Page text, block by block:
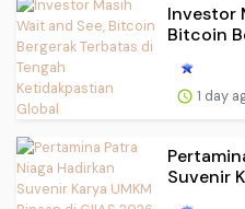
Investor
Bitcoin
1 day
Suvenir